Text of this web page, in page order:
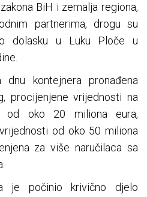
BiH i zemalja regiona,
partnerima, drogu su
dolasku u Luku Ploče u
kontejnera pronađena
procijenjene vrijednosti na
od oko 20 miliona eura,
od oko 50 miliona
za više naručilaca sa
je počinio krivično djelo